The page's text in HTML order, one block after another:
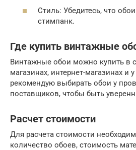
Стиль: Убедитесь, что
стимпанк.
Где купить винтажные
Винтажные обои можно купить в
магазинах, интернет-магазинах и
рекомендую выбирать обои у
поставщиков, чтобы быть
Расчет стоимости
Для расчета стоимости
количество обоев, стоимость